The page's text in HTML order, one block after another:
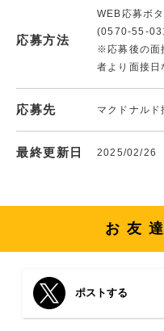
応募方法
WEB応募ボ
(0570-55-
※応募後の面
者より面接日
応募先 マクドナルド
最終更新日 2025/02/26
お友
ポストする